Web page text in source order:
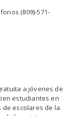
(809)-571-
a jóvenes de
estudiantes en
de escolares de la